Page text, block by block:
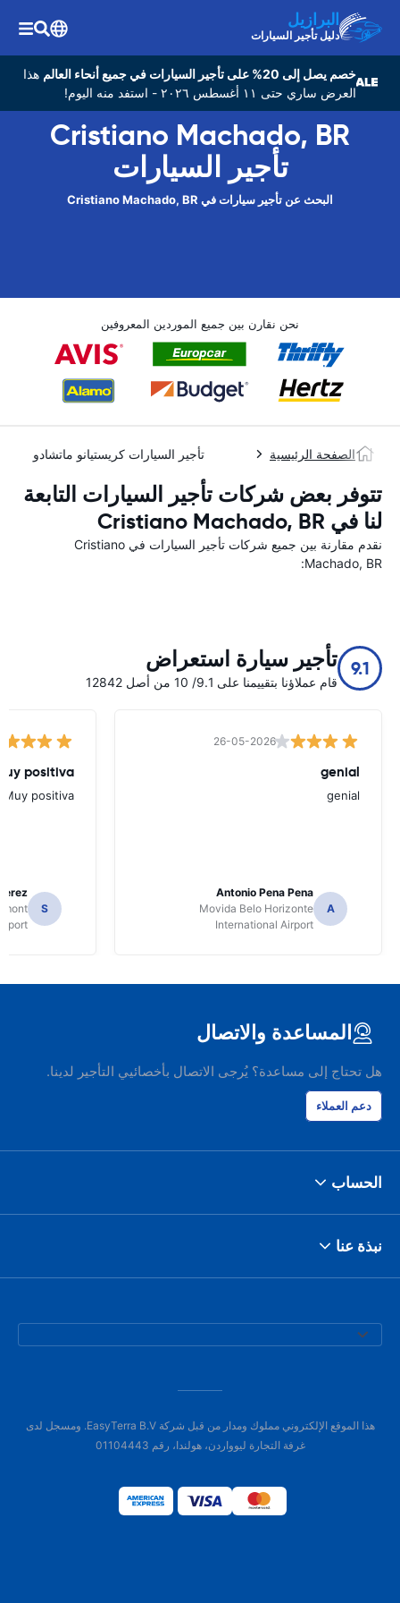
البرازيل
دليل تأجير السيارات
خصم يصل إلى 20% على تأجير السيارات في جميع أنحاء العالم
هذا
العرض ساري حتى ١١ أغسطس ٢٠٢٦ - استفد منه اليوم!
Cristiano Machado, BR
تأجير السيارات
البحث عن تأجير سيارات في Cristiano Machado, BR
نحن نقارن بين جميع الموردين المعروفين
الصفحة الرئيسية تأجير السيارات كريستيانو ماتشادو
تتوفر بعض شركات تأجير السيارات التابعة
لنا في Cristiano Machado, BR
نقدم مقارنة بين جميع شركات تأجير السيارات في Cristiano
Machado, BR:
9.1 تأجير سيارة استعراض
قام عملاؤنا بتقييمنا على 9.1/ 10 من أصل 12842
26-05-2026
genial
genial
A
Antonio Pena Pena
Movida Belo Horizonte
International Airport
positiva
Muy positiva
S
المساعدة والاتصال
هل تحتاج إلى مساعدة؟ يُرجى الاتصال بأخصائيي التأجير لدينا.
دعم العملاء
الحساب
نبذة عنا
هذا الموقع الإلكتروني مملوك ومدار من قبل شركة EasyTerra B.V. ومسجل لدى
غرفة التجارة ليوواردن، هولندا، رقم 01104443